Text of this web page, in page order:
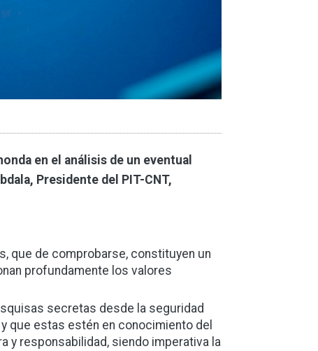
en el análisis de un eventual
Presidente del PIT-CNT,
que de comprobarse, constituyen un
profundamente los valores
secretas desde la seguridad
que estas estén en conocimiento del
y responsabilidad, siendo imperativa la